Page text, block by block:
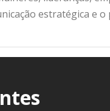
estratégica e